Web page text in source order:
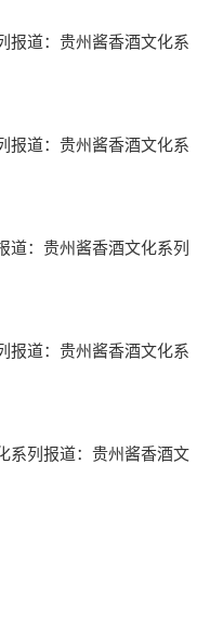
报道：贵州酱香酒文化系
报道：贵州酱香酒文化系
道：贵州酱香酒文化系列
报道：贵州酱香酒文化系
系列报道：贵州酱香酒文